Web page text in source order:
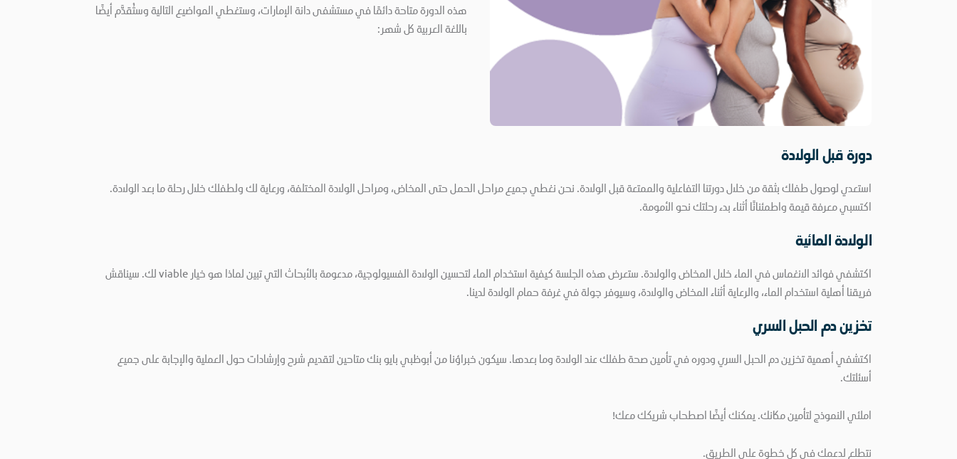
هذه الدورة متاحة دائمًا في مستشفى دانة الإمارات، وستغطي المواضيع التالية وستُقدَّم أيضًا
باللغة العربية كل شهر:
دورة قبل الولادة
استعدي لوصول طفلك بثقة من خلال دورتنا التفاعلية والممتعة قبل الولادة. نحن نغطي جميع مراحل الحمل حتى المخاض، ومراحل الولادة المختلفة، ورعاية لك ولطفلك خلال رحلة ما بعد الولادة.
اكتسبي معرفة قيمة واطمئنانًا أثناء بدء رحلتك نحو الأمومة.
الولادة المائية
اكتشفي فوائد الانغماس في الماء خلال المخاض والولادة. ستعرض هذه الجلسة كيفية استخدام الماء لتحسين الولادة الفسيولوجية، مدعومة بالأبحاث التي تبين لماذا هو خيار viable لك. سيناقش
فريقنا أهلية استخدام الماء، والرعاية أثناء المخاض والولادة، وسيوفر جولة في غرفة حمام الولادة لدينا.
تخزين دم الحبل السري
اكتشفي أهمية تخزين دم الحبل السري ودوره في تأمين صحة طفلك عند الولادة وما بعدها. سيكون خبراؤنا من أبوظبي بايو بنك متاحين لتقديم شرح وإرشادات حول العملية والإجابة على جميع
أسئلتك.
املئي النموذج لتأمين مكانك. يمكنك أيضًا اصطحاب شريكك معك!
نتطلع لدعمك في كل خطوة على الطريق.